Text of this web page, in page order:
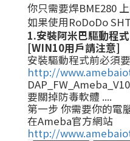
你只需要焊BME280
如果使用RoDoDo
1.安裝阿米巴驅動程式
[WIN10用戶請注意]
安裝驅動程式前必須
http://
要關掉防毒軟體 ....
第一步 你需要你的
在Ameba官方網站
http://